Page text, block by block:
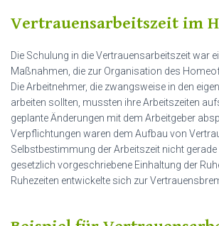
Vertrauensarbeitszeit im
Die Schulung in die Vertrauensarbeitszeit war
Maßnahmen, die zur Organisation des
Die Arbeitnehmer, die zwangsweise in den
arbeiten sollten, mussten ihre Arbeitszeiten
geplante Änderungen mit dem Arbeitgeber
Verpflichtungen waren dem Aufbau von
Selbstbestimmung der Arbeitszeit nicht
gesetzlich vorgeschriebene Einhaltung der
Ruhezeiten entwickelte sich zur